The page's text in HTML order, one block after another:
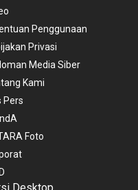
Penggunaan
Privasi
Media Siber
Kami
Pers
Foto